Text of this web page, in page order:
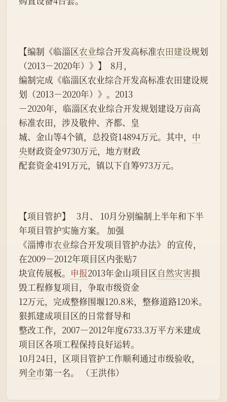
【编制《临淄区农业综合开发高标准农田建设规划
（2013－2020年）》】  8月，
编制完成《临淄区农业综合开发高标准农田建设规
划（2013－2020年）》。2013
－2020年，临淄区农业综合开发规划建设万亩高
标准农田，涉及敬仲、齐都、皇
城、金山等4个镇，总投资14894万元。其中， 中
央财政资金9730万元，地方财政
配套资金4191万元，镇以下自筹973万元。
【项目管护】   3月、 10月分别编制上半年和下半
年项目管护实施方案。 加强
《淄博市农业综合开发项目管护办法》 的宣传，
在2009－2012年项目区内张贴7
块宣传展板。 申报2013年金山项目区自然灾害损
毁工程修复项目，争取市级资金
12万元，完成整修围堰120.8米，整修道路120米。
狠抓建成项目区的日常督导和
整改工作，2007—2012年度6733.3万平方米建成
项目区各项工程保持良好运转。
10月24日，区项目管护工作顺利通过市级验收，
列全市第一名。 （王洪伟）